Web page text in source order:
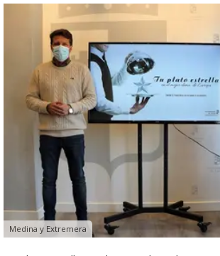
Medina y Extremera